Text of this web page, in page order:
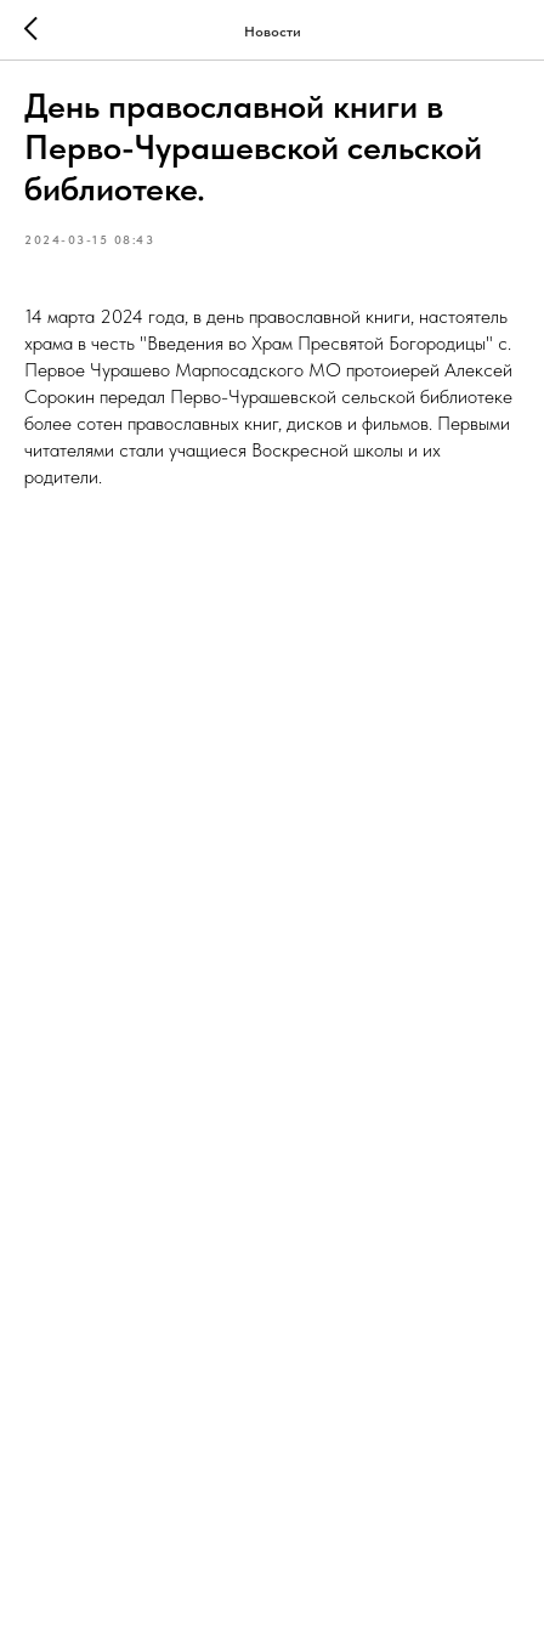
Новости
День православной книги в
Перво-Чурашевской сельской
библиотеке.
2024-03-15 08:43
14 марта 2024 года, в день православной книги, настоятель
храма в честь "Введения во Храм Пресвятой Богородицы" с.
Первое Чурашево Марпосадского МО протоиерей Алексей
Сорокин передал Перво-Чурашевской сельской библиотеке
более сотен православных книг, дисков и фильмов. Первыми
читателями стали учащиеся Воскресной школы и их
родители.